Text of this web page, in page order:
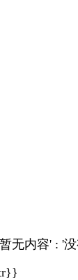
无内容' : '